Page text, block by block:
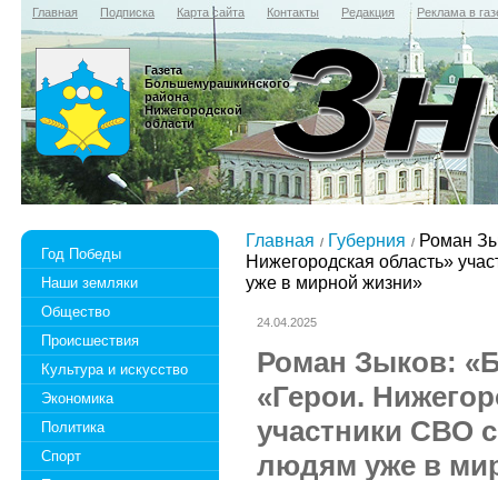
Главная Подписка Карта сайта Контакты Редакция Реклама в
Газета
Большемурашкинского
района
Нижегородской
области
Год Победы
Наши земляки
Общество
Происшествия
Культура и искусство
Экономика
Политика
Спорт
Главная Губерния
Роман
Нижегородская область»
уже в мирной жизни»
24.04.2025
Роман Зыков:
«Герои.
участники СВО
людям уже в